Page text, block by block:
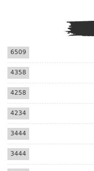
6509
4358
4258
4234
3444
3444